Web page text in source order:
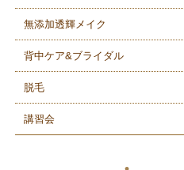
無添加透輝メイク
背中ケア&ブライダル
脱毛
講習会